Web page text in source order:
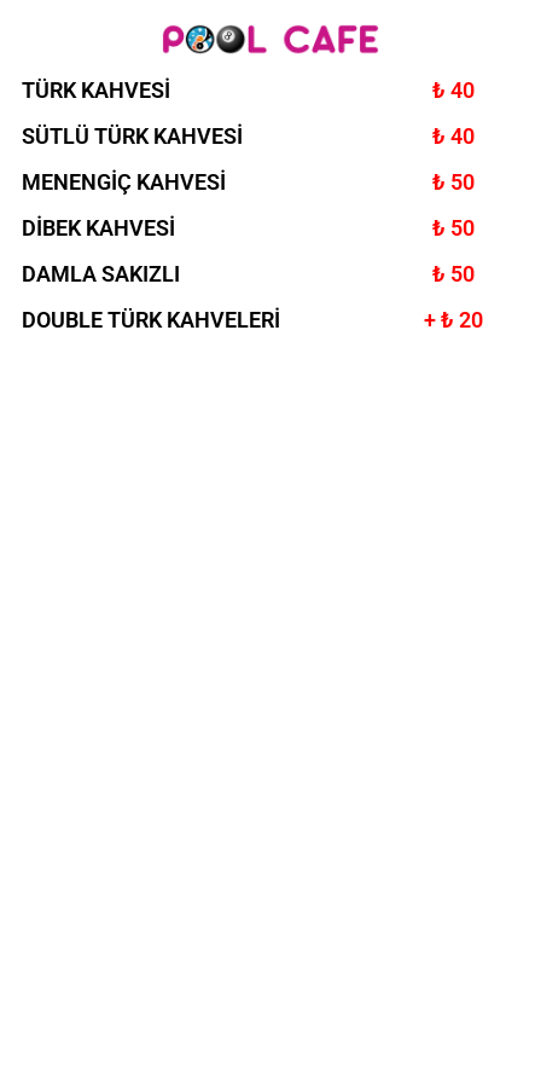
TÜRK KAHVESİ
₺ 40
SÜTLÜ TÜRK KAHVESİ
₺ 40
MENENGİÇ KAHVESİ
₺ 50
DİBEK KAHVESİ
₺ 50
DAMLA SAKIZLI
₺ 50
DOUBLE TÜRK KAHVELERİ
+ ₺ 20